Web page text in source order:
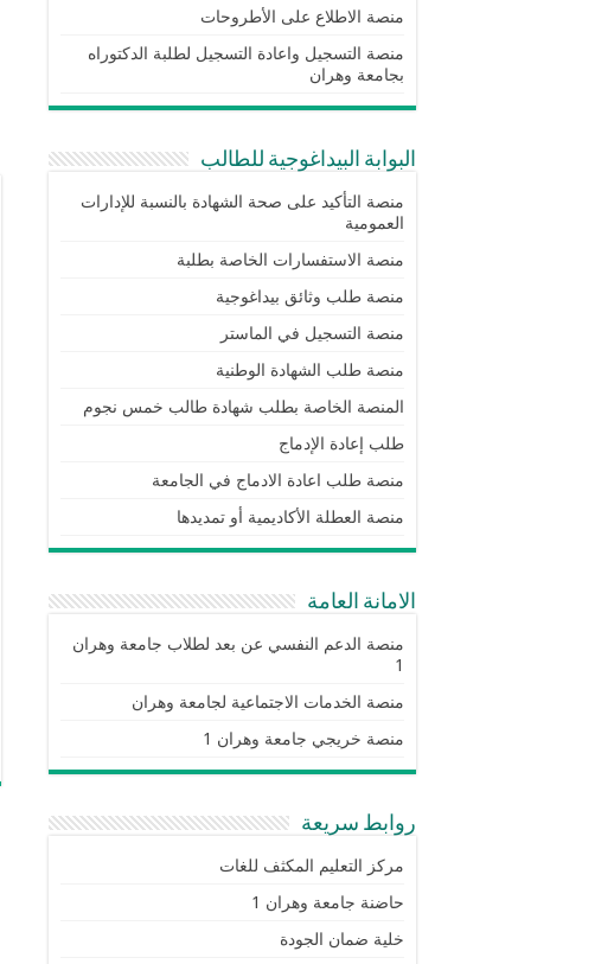
منصة الاطلاع على الأطروحات
منصة التسجيل واعادة التسجيل لطلبة الدكتوراه
بجامعة وهران
البوابة البيداغوجية للطالب
منصة التأكيد على صحة الشهادة بالنسبة للإدارات
العمومية
منصة الاستفسارات الخاصة بطلبة
منصة طلب وثائق بيداغوجية
منصة التسجيل في الماستر
منصة طلب الشهادة الوطنية
المنصة الخاصة بطلب شهادة طالب خمس نجوم
طلب إعادة الإدماج
منصة طلب اعادة الادماج في الجامعة
منصة العطلة الأكاديمية أو تمديدها
الامانة العامة
منصة الدعم النفسي عن بعد لطلاب جامعة وهران
1
منصة الخدمات الاجتماعية لجامعة وهران
منصة خريجي جامعة وهران 1
روابط سريعة
مركز التعليم المكثف للغات
حاضنة جامعة وهران 1
خلية ضمان الجودة